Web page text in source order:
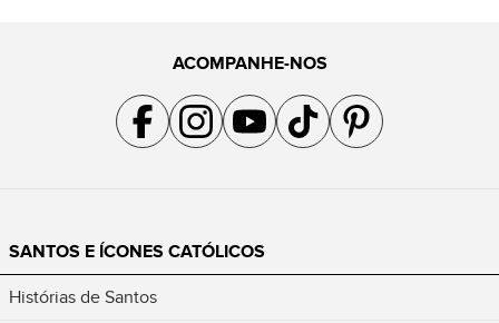
ACOMPANHE-NOS
Acompanhe a gente no Facebook
Acompanhe a gente no Instagram
Acompanhe a gente no YouTube
Acompanhe a gente no TikTok
Acompanhe a gente no
SANTOS E ÍCONES CATÓLICOS
Histórias de Santos